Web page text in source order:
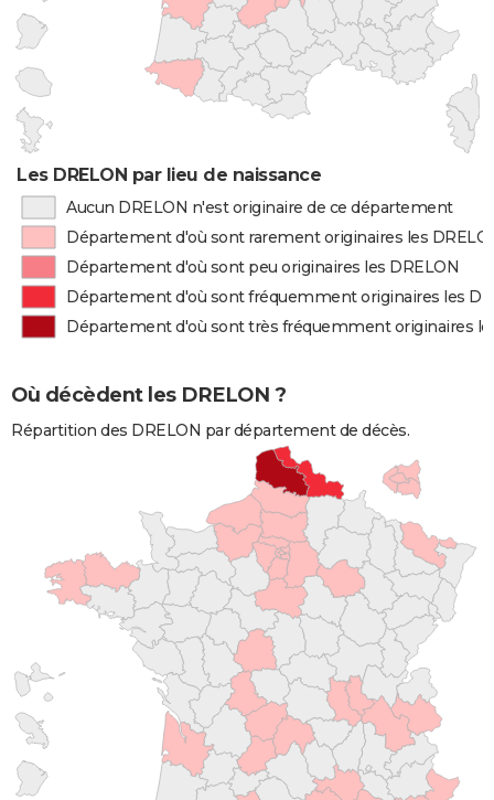
Les DRELON par lieu de naissance
Aucun DRELON n'est originaire de ce département
Département d'où sont rarement originaires les
Département d'où sont peu originaires les DRELON
Département d'où sont fréquemment originaires les
Département d'où sont très fréquemment originaires
Où décèdent les DRELON ?
Répartition des DRELON par département de décès.